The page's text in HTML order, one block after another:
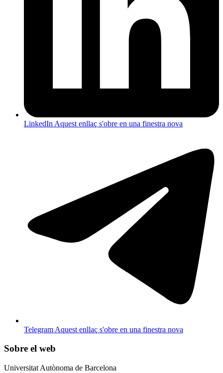
LinkedIn Aquest enllaç s'obre en una finestra nova
Telegram Aquest enllaç s'obre en una finestra nova
Sobre el web
Universitat Autònoma de Barcelona